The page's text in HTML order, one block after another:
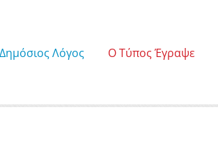
Δημόσιος Λόγος Ο Τύπος Έγραψε